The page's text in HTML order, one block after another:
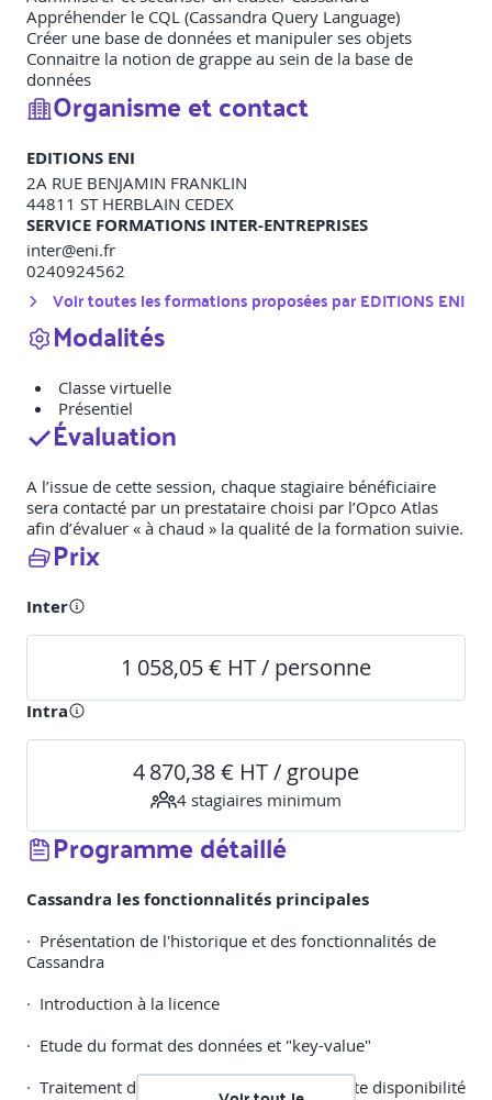
Appréhender le CQL (Cassandra Query Language)
Créer une base de données et manipuler ses objets
Connaitre la notion de grappe au sein de la base de
données
Organisme et contact
EDITIONS ENI
2A RUE BENJAMIN FRANKLIN
44811 ST HERBLAIN CEDEX
SERVICE FORMATIONS INTER-ENTREPRISES
inter@eni.fr
0240924562
Voir toutes les formations proposées parEDITIONS ENI
Modalités
Classe virtuelle
Présentiel
Évaluation
A l’issue de cette session, chaque stagiaire bénéficiaire
sera contacté par un prestataire choisi par l’Opco Atlas
afin d’évaluer « à chaud » la qualité de la formation suivie.
Prix
Inter
1 058,05 € HT / personne
Intra
4 870,38 € HT / groupe
4 stagiaires minimum
Programme détaillé
Cassandra les fonctionnalités principales
· Présentation de l'historique et des fonctionnalités de
Cassandra
· Introduction à la licence
· Etude du format des données et "key-value"
· Traitement de volumes importants et haute disponibilité